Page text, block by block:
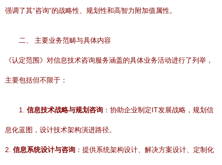
强调了其“咨询”的战略性、规划性和高智力附加值属性。
二、 主要业务范畴与具体内容
《认定范围》对信息技术咨询服务涵盖的具体业务活动进行了列举，
主要包括但不限于：
1. 信息技术战略与规划咨询 ：协助企业制定IT发展战略，规划信
息化蓝图，设计技术架构演进路径。
2. 信息系统设计与咨询 ：提供系统架构设计、解决方案设计、定制化